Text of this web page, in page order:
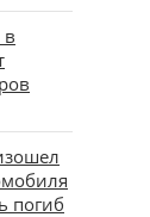
в
погиб